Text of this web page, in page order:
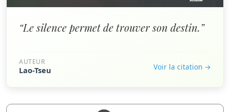
“Le silence permet de trouver son destin.”
AUTEUR
Lao-Tseu Voir la citation →